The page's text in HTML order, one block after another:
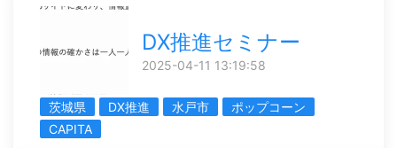
DX推進セミナー
2025-04-11 13:19:58
茨城県 DX推進 水戸市
ポップコーン
CAPITA